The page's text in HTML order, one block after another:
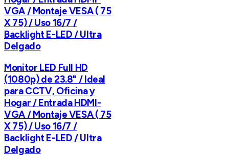
VGA / Montaje VESA ( 75
X 75) / Uso 16/7 /
Backlight E-LED / Ultra
Delgado
Monitor LED Full HD
(1080p) de 23.8" / Ideal
para CCTV, Oficina y
Hogar / Entrada HDMI-
VGA / Montaje VESA ( 75
X 75) / Uso 16/7 /
Backlight E-LED / Ultra
Delgado